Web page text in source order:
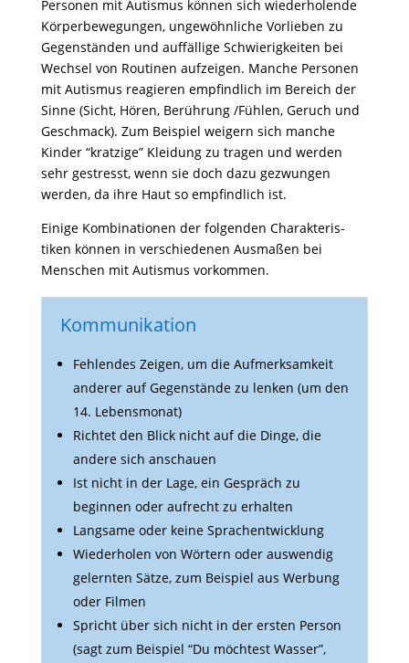
Personen mit Autismus können sich wieder­ho­lende
Körper­be­we­gungen, unge­wöhn­liche Vorlieben zu
Gegen­ständen und auffäl­lige Schwie­rig­keiten bei
Wechsel von Routinen aufzeigen. Manche Personen
mit Autismus reagieren empfind­lich im Bereich der
Sinne (Sicht, Hören, Berüh­rung /Fühlen, Geruch und
Geschmack). Zum Beispiel weigern sich manche
Kinder “krat­zige” Klei­dung zu tragen und werden
sehr gestresst, wenn sie doch dazu gezwungen
werden, da ihre Haut so empfind­lich ist.
Einige Kombi­na­tionen der folgenden Charak­te­ris­
tiken können in verschie­denen Ausmaßen bei
Menschen mit Autismus vorkommen.
Kommunikation
Fehlendes Zeigen, um die Aufmerk­sam­keit
anderer auf Gegen­stände zu lenken (um den
14. Lebensmonat)
Richtet den Blick nicht auf die Dinge, die
andere sich anschauen
Ist nicht in der Lage, ein Gespräch zu
beginnen oder aufrecht zu erhalten
Lang­same oder keine Sprachentwicklung
Wieder­holen von Wörtern oder auswendig
gelernten Sätze, zum Beispiel aus Werbung
oder Filmen
Spricht über sich nicht in der ersten Person
(sagt zum Beispiel “Du möch­test Wasser”,